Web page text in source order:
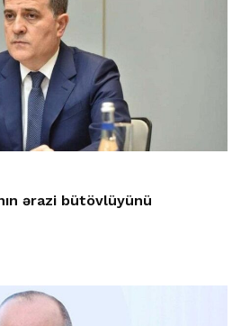
ərazi bütövlüyünü